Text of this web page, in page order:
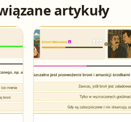
artykuły